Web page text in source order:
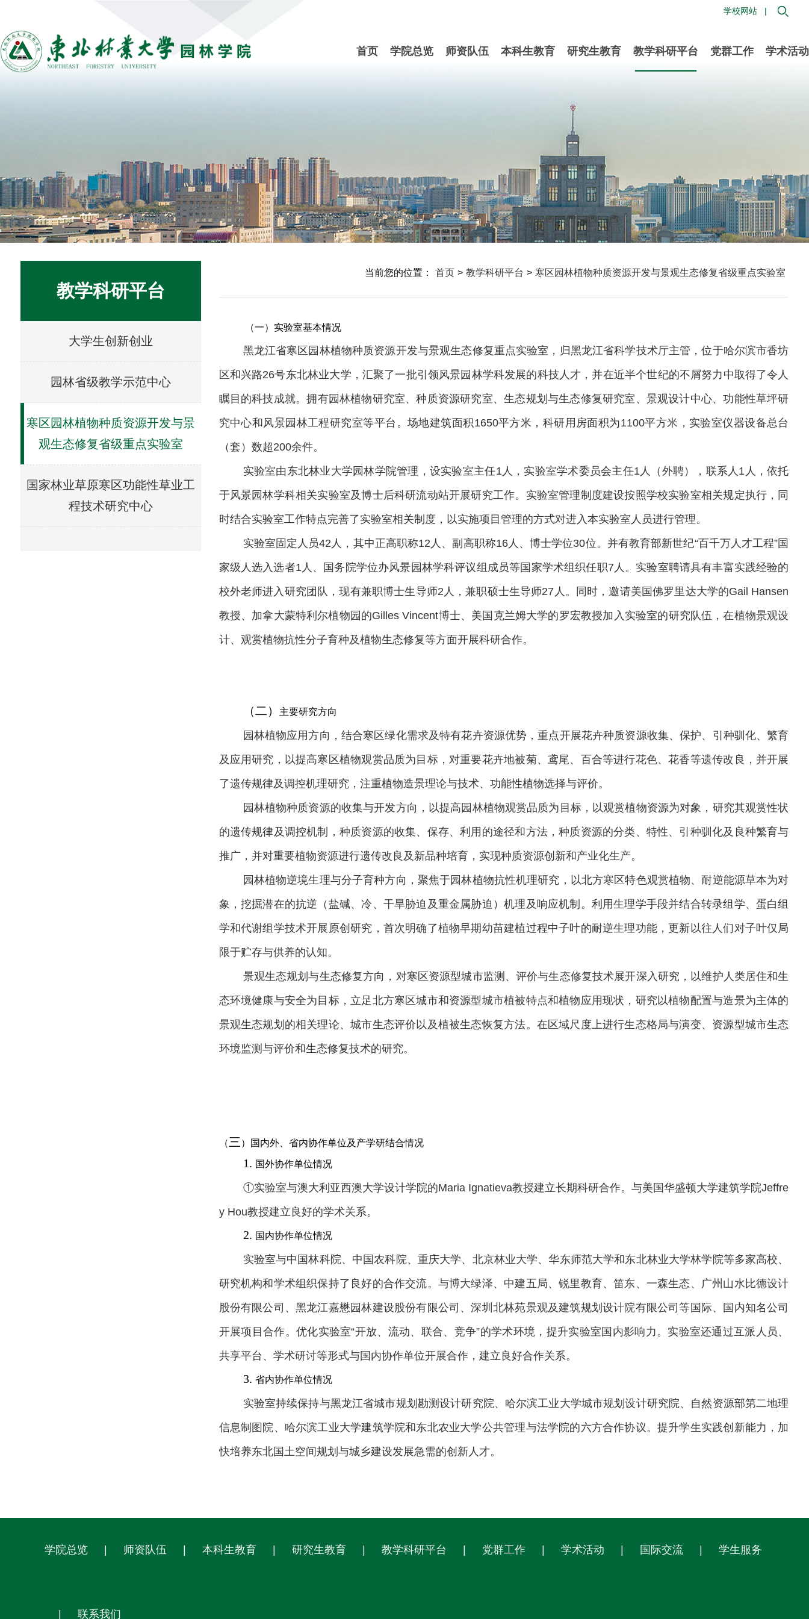
学校网站 |
首页 学院总览 师资队伍 本科生教育 研究生教育 教学科研平台 党群工作 学术活动
教学科研平台
大学生创新创业
园林省级教学示范中心
寒区园林植物种质资源开发与景
观生态修复省级重点实验室
国家林业草原寒区功能性草业工
程技术研究中心
当前您的位置： 首页 > 教学科研平台 > 寒区园林植物种质资源开发与景观生态修复省级重点实验室
（一）实验室基本情况
黑龙江省寒区园林植物种质资源开发与景观生态修复重点实验室，归黑龙江省科学技术厅主管 ，位于哈尔滨市香坊
区和兴路26号东北林业大学， 汇聚了一批引领风景园林学科发展的科技人才，并在近半个世纪的不屑努力中取得了令人
瞩目的科技成就。拥有园林植物研究室、种质资源研究室、生态规划与生态修复研究室、景观设计中心、功能性草坪研
究中心和风景园林工程研究室等平台。场地建筑面积1650平方米， 科研用房面积为1100平方米，实验室仪器设备总台
（套）数超200余件。
实验室由东北林业大学园林学院管理， 设实验室主任1人，实验室学术委员会主任1人（外聘），联系人 1 人 ，依托
于风景园林学科相关实验室及博士后科研流动站开展研究工作。实验室管理制度建设按照学校实验室相关规定执行，同
时结合实验室工作特点完善了实验室相关制度，以实施项目管理的方式对进入本实验室人员进行管理。
实验室固定人员42 人，其中正高职称12 人、副高职称16人、博士学位30位。 并有教育部新世纪“百千万人才工程”国
家级人选入选者1人、 国务院学位办风景园林学科评议组成员等国家学术组织任职7 人。 实验室聘请具有丰富实践经验的
校外老师进入研究团队，现有兼职博士生导师2 人，兼职硕士生导师27 人。同时，邀请美国佛罗里达大学的Gail Hansen
教授、加拿大蒙特利尔植物园的Gilles Vincent博士、美国克兰姆大学的罗宏教授加入实验室的研究队伍，在植物景观设
计、观赏植物抗性分子育种及植物生态修复等方面开展科研合作。
（二） 主要研究方向
园林植物应用方向，结合寒区绿化需求及特有花卉资源优势，重点开展花卉种质资源收集、保护、引种驯化、繁育
及应用研究，以提高寒区植物观赏品质为目标，对重要花卉地被菊、鸢尾、百合等进行花色、花香等遗传改良，并开展
了遗传规律及调控机理研究，注重植物造景理论与技术、功能性植物选择与评价。
园林植物种质资源的收集与开发方向，以提高园林植物观赏品质为目标，以观赏植物资源为对象，研究其观赏性状
的遗传规律及调控机制，种质资源的收集、保存、利用的途径和方法，种质资源的分类、特性、引种驯化及良种繁育与
推广，并对重要植物资源进行遗传改良及新品种培育，实现种质资源创新和产业化生产。
园林植物逆境生理与分子育种方向，聚焦于园林植物抗性机理研究，以北方寒区特色观赏植物、耐逆能源草本为对
象，挖掘潜在的抗逆（盐碱、冷、干旱胁迫及重金属胁迫）机理及响应机制。利用生理学手段并结合转录组学、蛋白组
学和代谢组学技术开展原创研究，首次明确了植物早期幼苗建植过程中子叶的耐逆生理功能，更新以往人们对子叶仅局
限于贮存与供养的认知。
景观生态规划与生态修复方向，对寒区资源型城市监测、评价与生态修复技术展开深入研究，以维护人类居住和生
态环境健康与安全为目标，立足北方寒区城市和资源型城市植被特点和植物应用现状，研究以植物配置与造景为主体的
景观生态规划的相关理论、城市生态评价以及植被生态恢复方法。在区域尺度上进行生态格局与演变、资源型城市生态
环境监测与评价和生态修复技术的研究。
（三 ）国内外、省内协作单位及产学研结合情况
1. 国外协作单位情况
①实验室与澳大利亚西澳大学设计学院的Maria Ignatieva教授建立长期科研合作。与美国华盛顿大学建筑学院Jeffre
y Hou教授建立良好的学术关系。
2. 国内协作单位情况
实验室与中国林科院、中国农科院、重庆大学、北京林业大学、华东师范大学和东北林业大学林学院等多家高校、
研究机构和学术组织保持了良好的合作交流。与博大绿泽、中建五局、锐里教育、笛东、一森生态、广州山水比德设计
股份有限公司、黑龙江嘉懋园林建设股份有限公司、深圳北林苑景观及建筑规划设计院有限公司等国际、国内知名公司
开展项目合作。优化实验室“开放、流动、联合、竞争”的学术环境，提升实验室国内影响力。实验室还通过互派人员、
共享平台、学术研讨等形式与国内协作单位开展合作，建立良好合作关系。
3. 省内协作单位情况
实验室持续保持与黑龙江省城市规划勘测设计研究院、哈尔滨工业大学城市规划设计研究院、自然资源部第二地理
信息制图院、哈尔滨工业大学建筑学院和东北农业大学公共管理与法学院的六方合作协议。提升学生实践创新能力，加
快培养东北国土空间规划与城乡建设发展急需的创新人才。
学院总览 师资队伍 本科生教育 研究生教育 教学科研平台 党群工作 学术活动 国际交流 学生服务
联系我们